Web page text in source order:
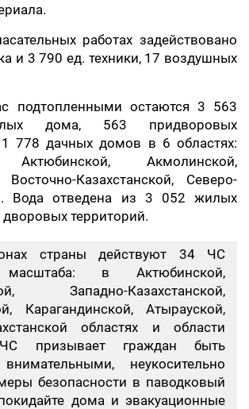
работах задействовано
и 3 790 ед. техники, 17 воздушных
подтопленными остаются 3 563
дома, 563 придворовых
778 дачных домов в 6 областях:
Актюбинской, Акмолинской,
Восточно-Казахстанской, Северо-
Вода отведена из 3 052 жилых
территорий.
страны действуют 34 ЧС
масштаба: в Актюбинской,
Западно-Казахстанской,
Карагандинской, Атырауской,
областях и области
призывает граждан быть
неукосительно
безопасности в паводковый
дома и эвакуационные